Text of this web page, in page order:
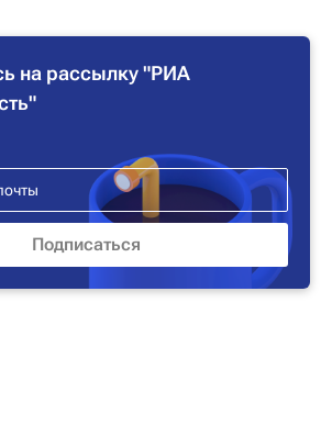
на рассылку "РИА